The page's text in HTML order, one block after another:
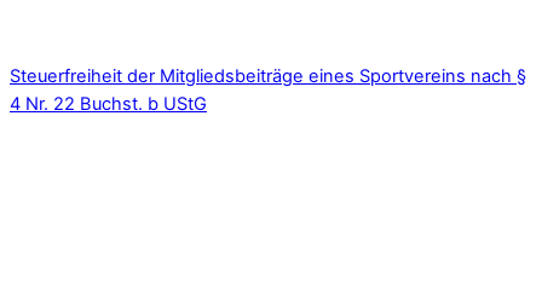
Steuerfreiheit der Mitgliedsbeiträge eines Sportvereins nach §
4 Nr. 22 Buchst. b UStG